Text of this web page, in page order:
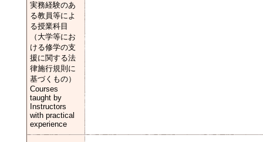
実務経験のあ
る教員等によ
る授業科目
（大学等にお
ける修学の支
援に関する法
律施行規則に
基づくもの）
Courses
taught by
Instructors
with practical
experience